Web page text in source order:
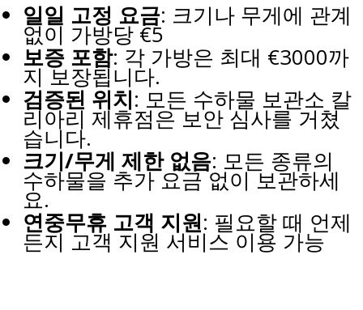
일일 고정 요금: 크기나 무게에 관계
없이 가방당 €5
보증 포함: 각 가방은 최대 €3000까
지 보장됩니다.
검증된 위치: 모든 수하물 보관소 칼
리아리 제휴점은 보안 심사를 거쳤
습니다.
크기/무게 제한 없음: 모든 종류의
수하물을 추가 요금 없이 보관하세
요.
연중무휴 고객 지원: 필요할 때 언제
든지 고객 지원 서비스 이용 가능